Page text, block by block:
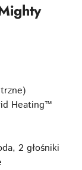
Heating™
2 głośniki